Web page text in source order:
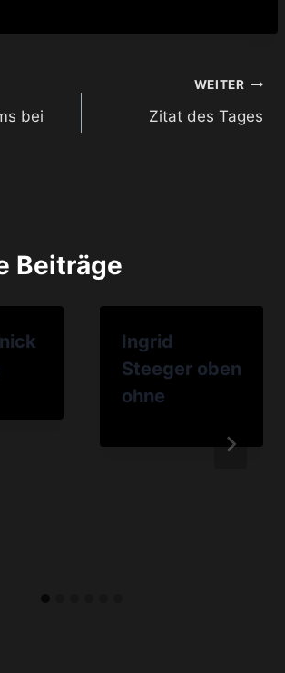
bei
WEITER
Zitat des Tages
Beiträge
Ingrid
Steeger oben
ohne